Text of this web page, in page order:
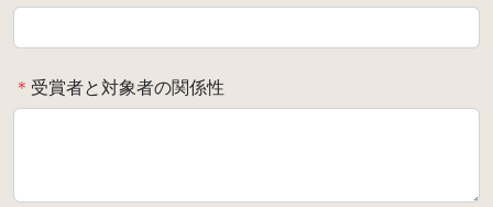
＊ 受賞者と対象者の関係性